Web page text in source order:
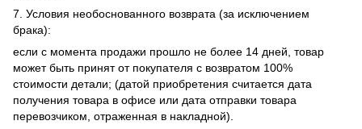
7. Условия необоснованного возврата (за исключением
брака):
если с момента продажи прошло не более 14 дней, товар
может быть принят от покупателя с возвратом 100%
стоимости детали; (датой приобретения считается дата
получения товара в офисе или дата отправки товара
перевозчиком, отраженная в накладной).